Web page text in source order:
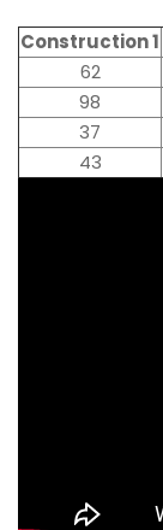
Construction 1
62
98
37
43